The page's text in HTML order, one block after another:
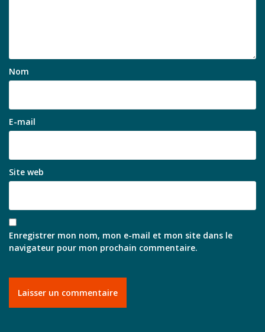
Nom
E-mail
Site web
Enregistrer mon nom, mon e-mail et mon site dans le
navigateur pour mon prochain commentaire.